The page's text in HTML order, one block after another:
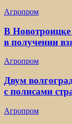
Агропром
В Новотроицке
в получении
Агропром
Двум
с полисами
Агропром